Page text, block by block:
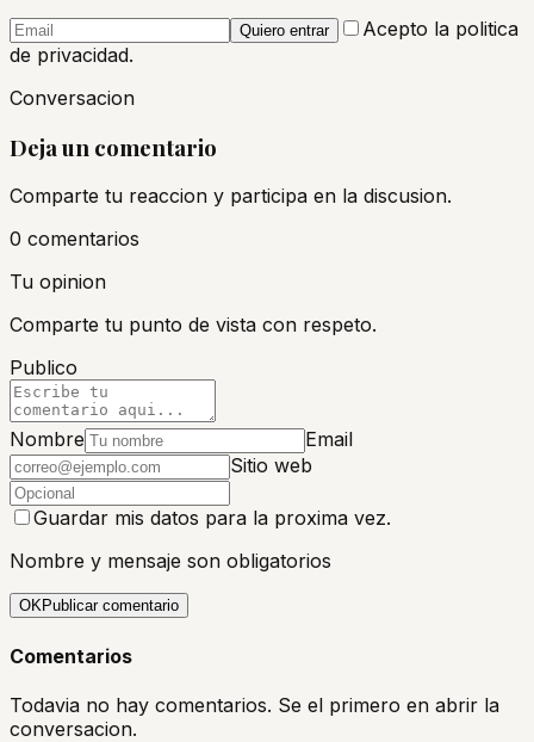
Quiero entrar
Acepto la politica
de privacidad.
Conversacion
Deja un comentario
Comparte tu reaccion y participa en la discusion.
0 comentarios
Tu opinion
Comparte tu punto de vista con respeto.
Publico
Nombre
Email
Sitio web
Guardar mis datos para la proxima vez.
Nombre y mensaje son obligatorios
OKPublicar comentario
Comentarios
Todavia no hay comentarios. Se el primero en abrir la
conversacion.